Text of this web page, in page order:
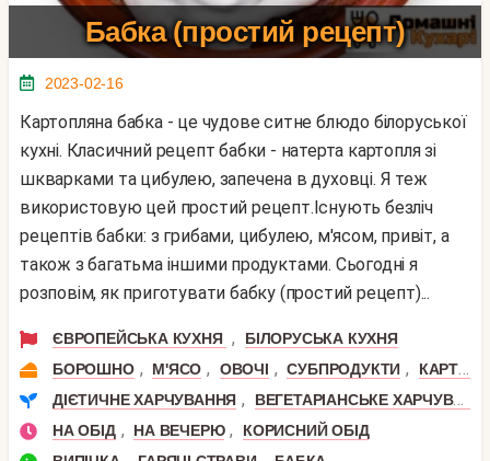
Бабка (простий рецепт)
2023-02-16
Картопляна бабка - це чудове ситне блюдо білоруської
кухні. Класичний рецепт бабки - натерта картопля зі
шкварками та цибулею, запечена в духовці. Я теж
використовую цей простий рецепт.Існують безліч
рецептів бабки: з грибами, цибулею, м'ясом, привіт, а
також з багатьма іншими продуктами. Сьогодні я
розповім, як приготувати бабку (простий рецепт)...
ЄВРОПЕЙСЬКА КУХНЯ ,
БІЛОРУСЬКА КУХНЯ
БОРОШНО , М'ЯСО , ОВОЧІ , СУБПРОДУКТИ ,
КАРТОПЛЯ
ДІЄТИЧНЕ ХАРЧУВАННЯ ,
ВЕГЕТАРІАНСЬКЕ ХАРЧУВАННЯ
НА ОБІД , НА ВЕЧЕРЮ ,
КОРИСНИЙ ОБІД